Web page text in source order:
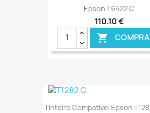
Epson T6422 C
110,10 €

€
Tinteiro Compatível Epson